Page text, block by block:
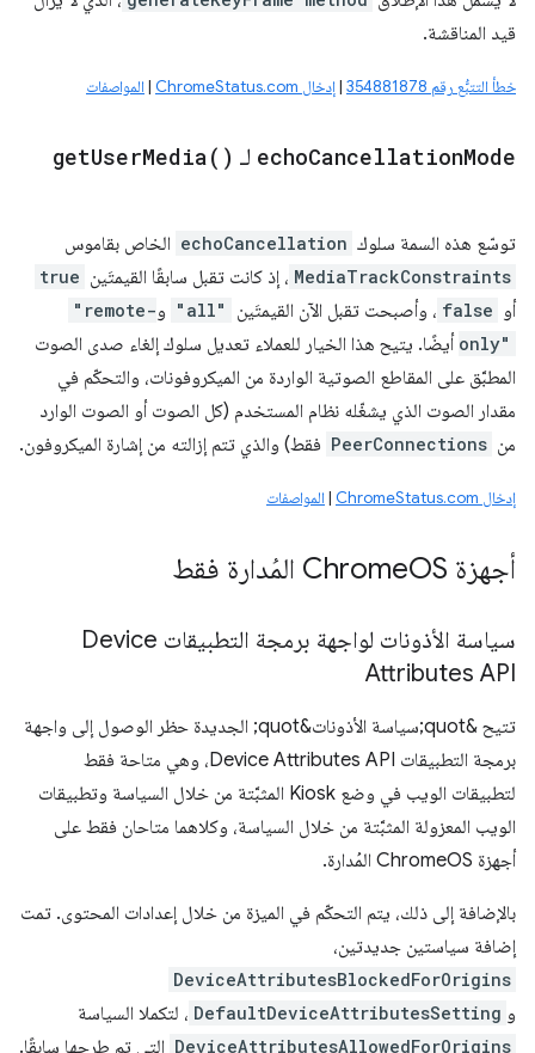
قيد المناقشة.
خطأ التتبُّع رقم 354881878 |إدخال ChromeStatus.com |المواصفات
echoCancellationMode لـ getUserMedia( )
توسّع هذه السمة سلوك echoCancellation الخاص بقاموس
MediaTrackConstraints ، إذ كانت تقبل سابقًا القيمتَين true
أو false ، وأصبحت تقبل الآن القيمتَين "all" و"remote-
only" أيضًا. يتيح هذا الخيار للعملاء تعديل سلوك إلغاء صدى الصوت
المطبَّق على المقاطع الصوتية الواردة من الميكروفونات، والتحكّم في
مقدار الصوت الذي يشغّله نظام المستخدم (كل الصوت أو الصوت الوارد
من PeerConnections فقط) والذي تتم إزالته من إشارة الميكروفون.
إدخال ChromeStatus.com |المواصفات
أجهزة Chrome OS المُدارة فقط
سياسة الأذونات لواجهة برمجة التطبيقات Device
Attributes API
تتيح &quot;سياسة الأذونات&quot; الجديدة حظر الوصول إلى واجهة
برمجة التطبيقات Device Attributes API، وهي متاحة فقط
لتطبيقات الويب في وضع Kiosk المثبَّتة من خلال السياسة وتطبيقات
الويب المعزولة المثبَّتة من خلال السياسة، وكلاهما متاحان فقط على
أجهزة ChromeOS المُدارة.
بالإضافة إلى ذلك، يتم التحكّم في الميزة من خلال إعدادات المحتوى. تمت
إضافة سياستين جديدتين،
DeviceAttributesBlockedForOrigins
و DefaultDeviceAttributesSetting ، لتكملا السياسة
DeviceAttributesAllowedForOrigins التي تم طرحها سابقًا.